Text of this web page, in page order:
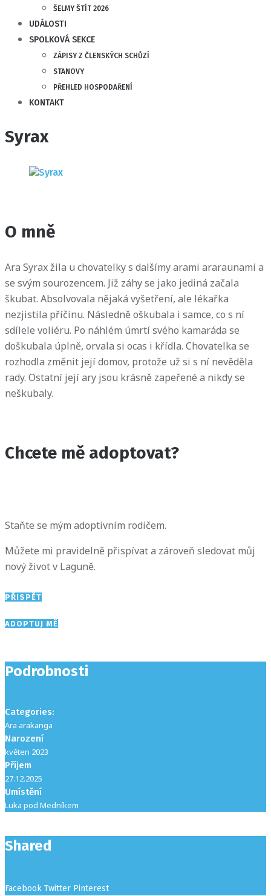
ŠELMY ŠTÍT 2026
UDÁLOSTI
SPOLKOVÁ SEKCE
ZÁPISY Z ČLENSKÝCH SCHŮZÍ
STANOVY
PŘEHLED HOSPODAŘENÍ
KONTAKT
Syrax
O mně
Ara Syrax žila u chovatelky s dalšímy arami araraunami a
se svým sourozencem. Již záhy se jako jediná začala
škubat. Absolvovala nějaká vyšetření, ale lékařka
nezjistila příčinu. Následně oškubala i samce, co s ní
sdílele voliéru. Po náhlém úmrtí svého kamaráda se
doškubala úplně, orvala si ocas i křídla. Chovatelka se
rozhodla změnit její domov, protože už si s ní nevěděla
rady. Ostatní její ary jsou krásně zapeřené a nikdy se
neškubaly.
Chcete mě adoptovat?
Staňte se mým adoptivním rodičem.
Můžete mi pravidelně přispívat a zároveň sledovat můj
nový život v Laguně.
PŘISPĚT
ADOPTUJ MĚ
Podrobnosti
Categories:
Ara arakanga
Narození
květen 2023
Příjem
27.12.2025
Umístění
Luka pod Medníkem
Shared
Facebook Twitter Pinterest